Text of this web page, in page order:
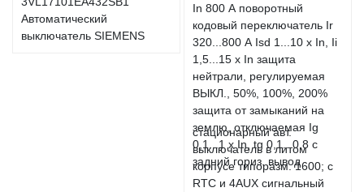
Автоматический
выключатель SIEMENS
стационарный авт.
выключатель в литом
корпусе типоразм. 1600; с
RTC и 4AUX сигнальный